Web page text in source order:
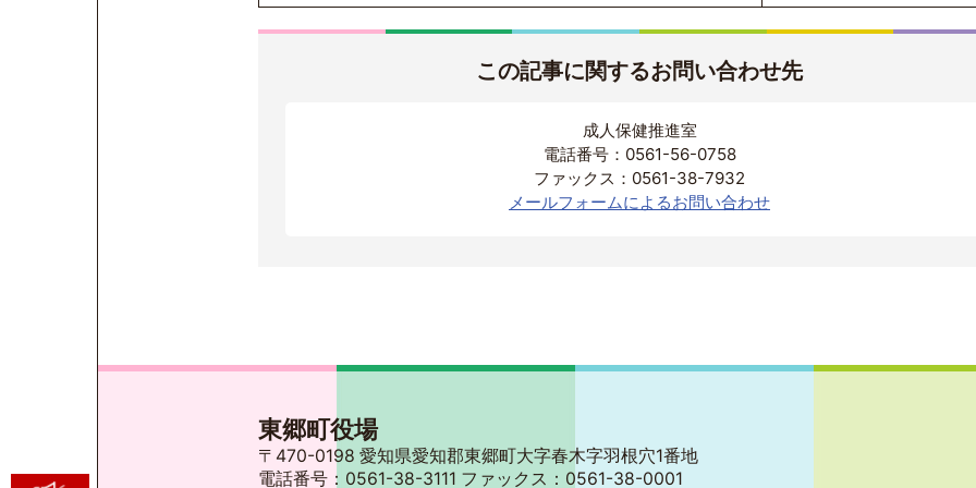
この記事に関するお問い合わせ先
成人保健推進室
電話番号：0561-56-0758
ファックス：0561-38-7932
メールフォームによるお問い合わせ
東郷町役場
〒470-0198 愛知県愛知郡東郷町大字春木字羽根穴1番地
電話番号：0561-38-3111 ファックス：0561-38-0001